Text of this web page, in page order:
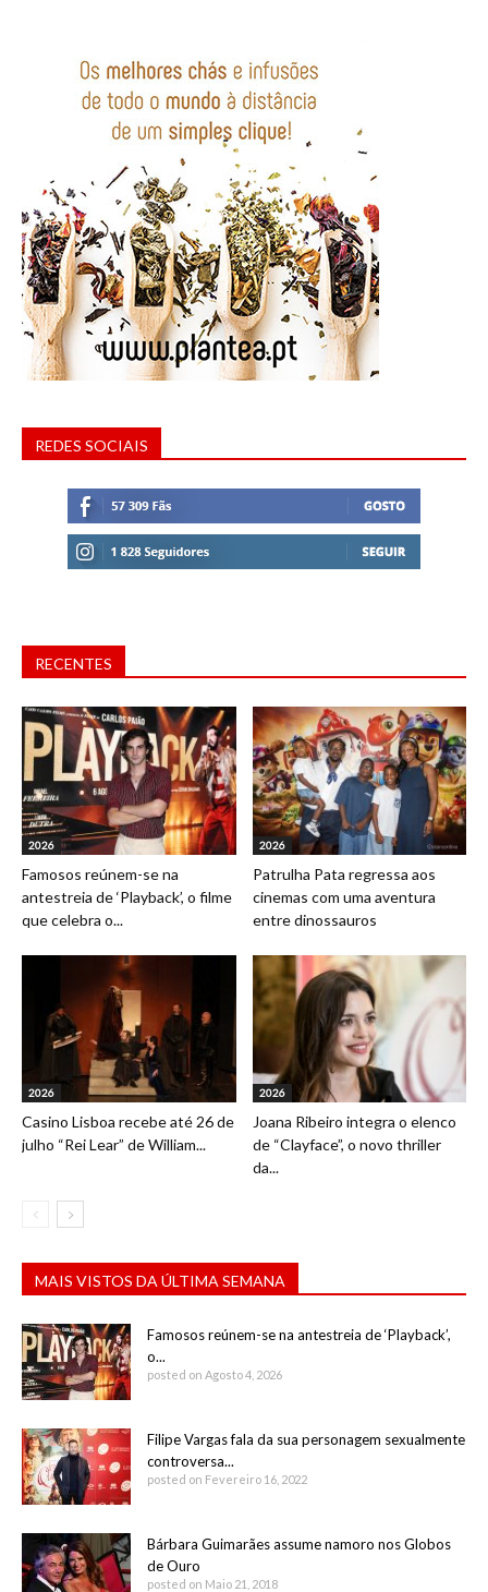
REDES SOCIAIS
RECENTES
2026
Famosos reúnem-se na
antestreia de ‘Playback’, o filme
que celebra o...
2026
Patrulha Pata regressa aos
cinemas com uma aventura
entre dinossauros
2026
Casino Lisboa recebe até 26 de
julho “Rei Lear” de William...
2026
Joana Ribeiro integra o elenco
de “Clayface”, o novo thriller
da...
MAIS VISTOS DA ÚLTIMA SEMANA
Famosos reúnem-se na antestreia de ‘Playback’,
o...
posted on Agosto 4, 2026
Filipe Vargas fala da sua personagem sexualmente
controversa...
posted on Fevereiro 16, 2022
Bárbara Guimarães assume namoro nos Globos
de Ouro
posted on Maio 21, 2018